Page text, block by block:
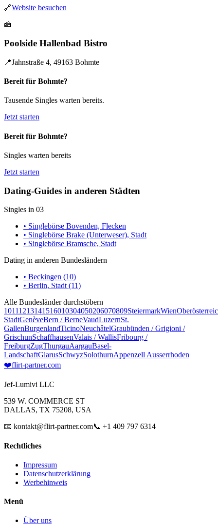
🔗Website besuchen
🍰
Poolside Hallenbad Bistro
📍Jahnstraße 4, 49163 Bohmte
Bereit für Bohmte?
Tausende Singles warten bereits.
Jetzt starten
Bereit für Bohmte?
Singles warten bereits
Jetzt starten
Dating-Guides in anderen Städten
Singles in 03
• Singlebörse Bovenden, Flecken
• Singlebörse Brake (Unterweser), Stadt
• Singlebörse Bramsche, Stadt
Dating in anderen Bundesländern
• Beckingen (10)
• Berlin, Stadt (11)
Alle Bundesländer durchstöbern
10111213141516010304050206070809SteiermarkWien
StadtGenèveBern / BerneVaudLuzernSt.
GallenBurgenlandTicinoNeuchâtelGraubünden / Grigioni /
GrischunSchaffhausenValais / WallisFribourg /
FreiburgZugThurgauAargauBasel-
LandschaftGlarusSchwyzSolothurnAppenzell Ausserrhoden
❤️flirt-partner.com
Jef-Lumivi LLC
539 W. COMMERCE ST
DALLAS, TX 75208, USA
📧 kontakt@flirt-partner.com📞 +1 409 797 6314
Rechtliches
Impressum
Datenschutzerklärung
Werbehinweis
Menü
Über uns